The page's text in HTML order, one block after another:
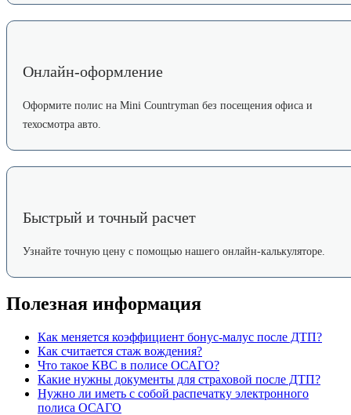
Онлайн-оформление
Оформите полис на Mini Countryman без посещения офиса и
техосмотра авто.
Быстрый и точный расчет
Узнайте точную цену с помощью нашего онлайн-калькуляторе.
Полезная информация
Как меняется коэффициент бонус-малус после ДТП?
Как считается стаж вождения?
Что такое КВС в полисе ОСАГО?
Какие нужны документы для страховой после ДТП?
Нужно ли иметь с собой распечатку электронного
полиса ОСАГО